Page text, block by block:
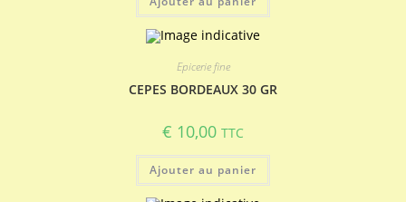
Epicerie fine
CEPES BORDEAUX 30 GR
€ 10,00 TTC
Ajouter au panier